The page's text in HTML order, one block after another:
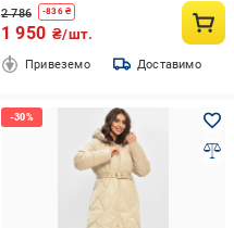
2 786 -836₴
1 950 ₴/шт.
Привеземо Доставимо